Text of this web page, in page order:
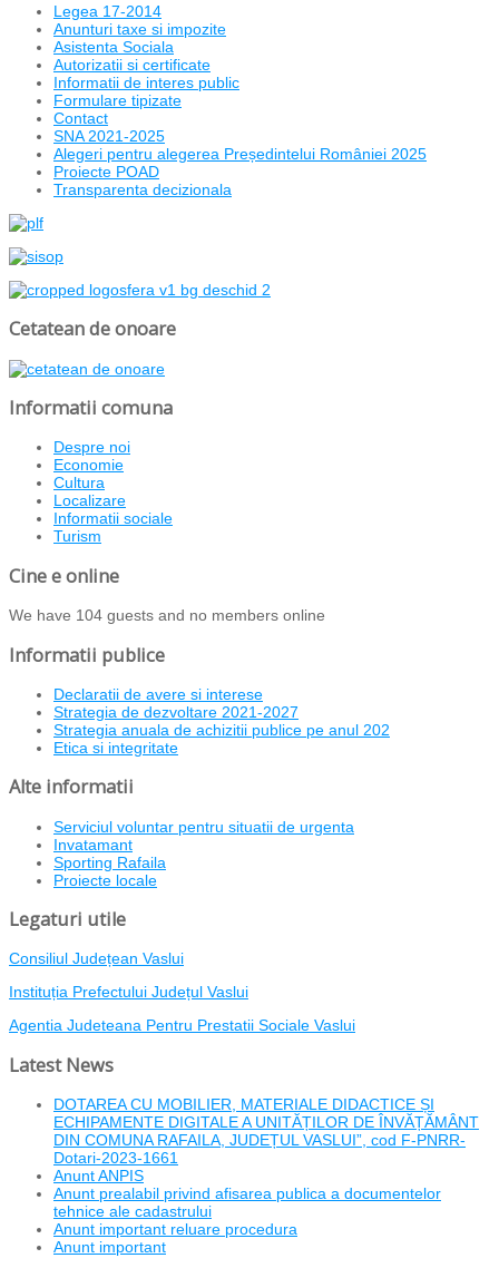
Legea 17-2014
Anunturi taxe si impozite
Asistenta Sociala
Autorizatii si certificate
Informatii de interes public
Formulare tipizate
Contact
SNA 2021-2025
Alegeri pentru alegerea Președintelui României 2025
Proiecte POAD
Transparenta decizionala
Cetatean de onoare
Informatii comuna
Despre noi
Economie
Cultura
Localizare
Informatii sociale
Turism
Cine e online
We have 104 guests and no members online
Informatii publice
Declaratii de avere si interese
Strategia de dezvoltare 2021-2027
Strategia anuala de achizitii publice pe anul 202
Etica si integritate
Alte informatii
Serviciul voluntar pentru situatii de urgenta
Invatamant
Sporting Rafaila
Proiecte locale
Legaturi utile
Consiliul Județean Vaslui
Instituția Prefectului Județul Vaslui
Agentia Judeteana Pentru Prestatii Sociale Vaslui
Latest News
DOTAREA CU MOBILIER, MATERIALE DIDACTICE ȘI
ECHIPAMENTE DIGITALE A UNITĂȚILOR DE ÎNVĂȚĂMÂNT
DIN COMUNA RAFAILA, JUDEȚUL VASLUI”, cod F-PNRR-
Dotari-2023-1661
Anunt ANPIS
Anunt prealabil privind afisarea publica a documentelor
tehnice ale cadastrului
Anunt important reluare procedura
Anunt important